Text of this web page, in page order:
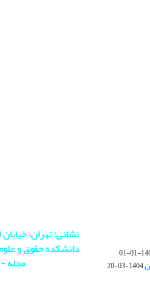
1404-03-20
نشانی: تهران،
مجله -